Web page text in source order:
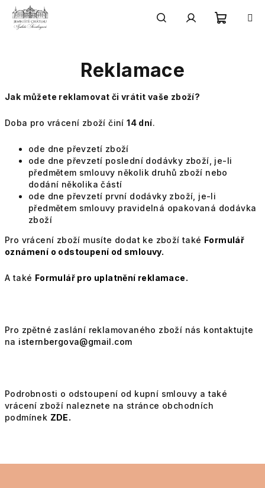
Přejít
obsah
Reklamace
Jak můžete reklamovat či vrátit vaše zboží?
Doba pro vrácení zboží činí14 dní.
ode dne převzetí zboží
ode dne převzetí poslední dodávky zboží, je-li
předmětem smlouvy několik druhů zboží nebo
dodání několika částí
ode dne převzetí první dodávky zboží, je-li
předmětem smlouvy pravidelná opakovaná dodávka
zboží
Pro vrácení zboží musíte dodat ke zboží také Formulář
oznámení o odstoupení od smlouvy.
A také Formulář pro uplatnění reklamace.
Pro zpětné zaslání reklamovaného zboží nás kontaktujte
na isternbergova@gmail.com
Podrobnosti o odstoupení od kupní smlouvy a také
vrácení zboží naleznete na stránce obchodních
podmínek ZDE.